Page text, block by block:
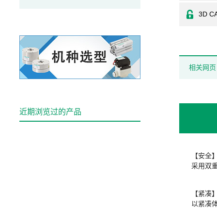
3D
相关网页
【安全
采用双
【紧凑
以紧凑
近期浏览过的产品